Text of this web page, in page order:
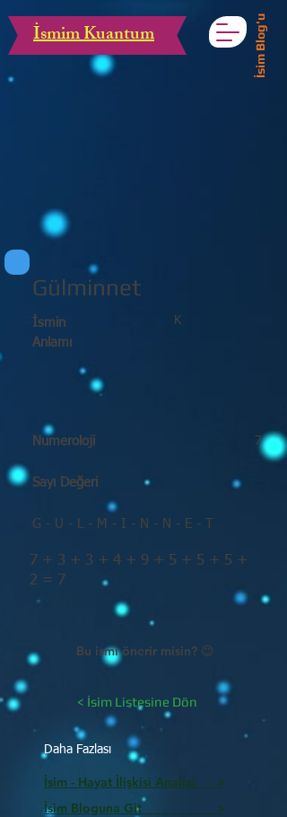
İsmim Kuantum İsim Blog'u
Gülminnet
K
İsmin
Anlamı
Numeroloji
Sayı Değeri
7
G - U - L - M - I - N - N - E - T
7 + 3 + 3 + 4 + 9 + 5 + 5 + 5 +
2 = 7
Bu ismi önerir misin? 😊
< İsim Listesine Dön
Daha Fazlası
İsim - Hayat İlişkisi Analizi >
İsim Bloguna Git >